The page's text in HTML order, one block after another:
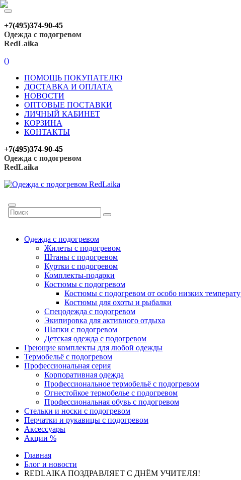
+7(495)374-90-45
Одежда с подогревом
RedLaika
()
ПОМОЩЬ ПОКУПАТЕЛЮ
ДОСТАВКА И ОПЛАТА
НОВОСТИ
ОПТОВЫЕ ПОСТАВКИ
ЛИЧНЫЙ КАБИНЕТ
КОРЗИНА
КОНТАКТЫ
+7(495)374-90-45
Одежда с подогревом
RedLaika
Одежда с подогревом
Жилеты с подогревом
Штаны с подогревом
Куртки с подогревом
Комплекты-подарки
Костюмы с подогревом
Костюмы с подогревом от особо низких
Костюмы для охоты и рыбалки
Спецодежда с подогревом
Экипировка для активного отдыха
Шапки с подогревом
Детская одежда с подогревом
Греющие комплекты для любой одежды
Термобельё с подогревом
Профессиональная серия
Корпоративная одежда
Профессиональное термобельё с подогревом
Огнестойкое термобелье с подогревом
Профессиональная обувь с подогревом
Стельки и носки с подогревом
Перчатки и рукавицы с подогревом
Аксессуары
Акции %
Главная
Блог и новости
REDLAIKA ПОЗДРАВЛЯЕТ С ДНЁМ УЧИТЕЛЯ!